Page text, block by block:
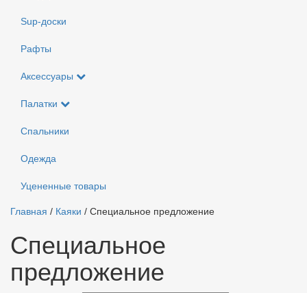
Sup-доски
Рафты
Аксессуары
Палатки
Спальники
Одежда
Уцененные товары
Главная / Каяки / Специальное предложение
Специальное
предложение